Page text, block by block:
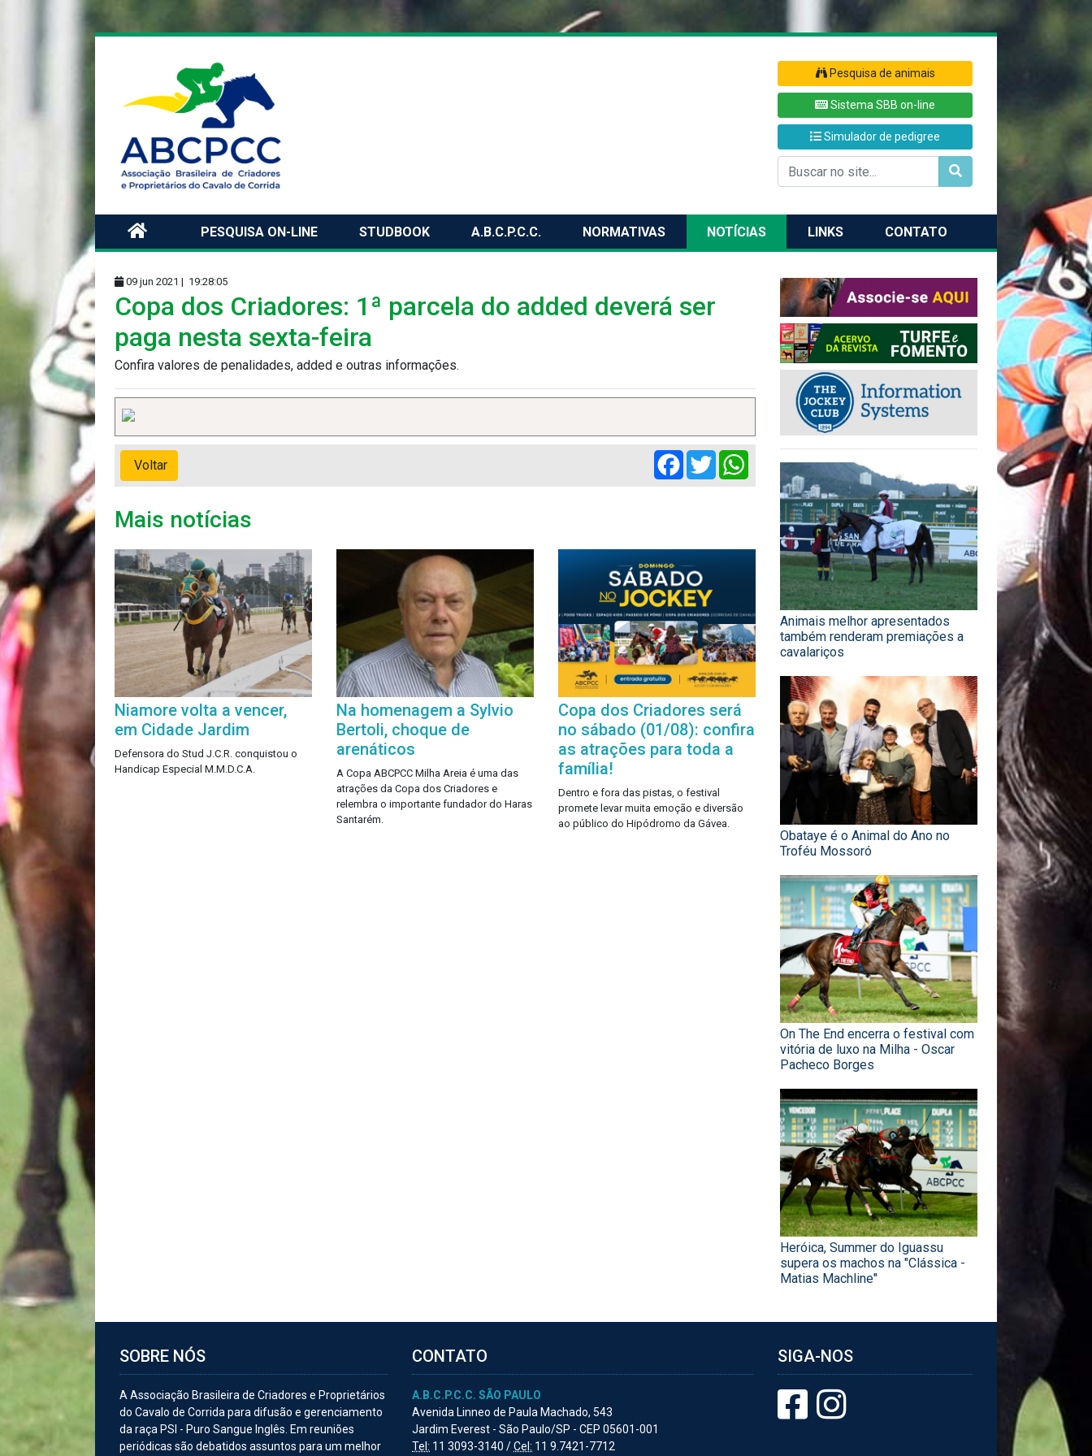
Pesquisa de animais
Sistema SBB on-line
Simulador de pedigree
PESQUISA ON-LINE STUDBOOK A.B.C.P.C.C. NORMATIVAS NOTÍCIAS LINKS CONTATO
09 jun 2021 | 19:28:05
Copa dos Criadores: 1ª parcela do added deverá ser
paga nesta sexta-feira
Confira valores de penalidades, added e outras informações.
Voltar
Facebook
Twitter
Mais notícias
Niamore volta a vencer,
em Cidade Jardim
Defensora do Stud J.C.R. conquistou o
Handicap Especial M.M.D.C.A.
Na homenagem a Sylvio
Bertoli, choque de
arenáticos
A Copa ABCPCC Milha Areia é uma das
atrações da Copa dos Criadores e
relembra o importante fundador do Haras
Santarém.
Copa dos Criadores será
no sábado (01/08): confira
as atrações para toda a
família!
Dentro e fora das pistas, o festival
promete levar muita emoção e diversão
ao público do Hipódromo da Gávea.
Animais melhor apresentados
também renderam premiações a
cavalariços
Obataye é o Animal do Ano no
Troféu Mossoró
On The End encerra o festival com
vitória de luxo na Milha - Oscar
Pacheco Borges
Heróica, Summer do Iguassu
supera os machos na "Clássica -
Matias Machline"
SOBRE NÓS
A Associação Brasileira de Criadores e Proprietários
do Cavalo de Corrida para difusão e gerenciamento
da raça PSI - Puro Sangue Inglês. Em reuniões
periódicas são debatidos assuntos para um melhor
CONTATO
A.B.C.P.C.C. SÃO PAULO
Avenida Linneo de Paula Machado, 543
Jardim Everest - São Paulo/SP - CEP 05601-001
Tel: 11 3093-3140 /Cel: 11 9.7421-7712
SIGA-NOS